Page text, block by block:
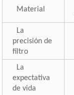
Material
La
precisión de
filtro
La
expectativa
de vida